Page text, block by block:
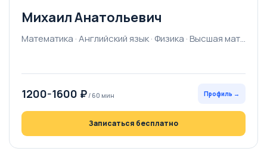
Михаил Анатольевич
Математика · Английский язык · Физика · Высшая математика
1200-1600 ₽ / 60 мин Профиль →
Записаться бесплатно